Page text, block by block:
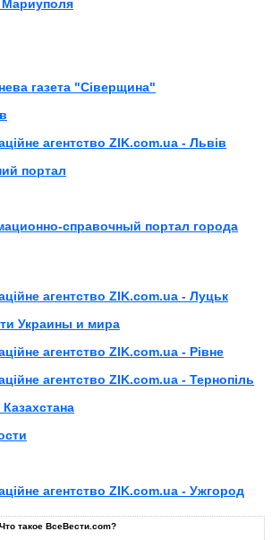
Мариуполя
газета "Сіверщина"
агентство ZIK.com.ua - Львів
портал
справочный портал города
агентство ZIK.com.ua - Луцьк
Украины и мира
агентство ZIK.com.ua - Рівне
агентство ZIK.com.ua - Тернопіль
агентство ZIK.com.ua - Ужгород
Что такое ВсеВести.com?